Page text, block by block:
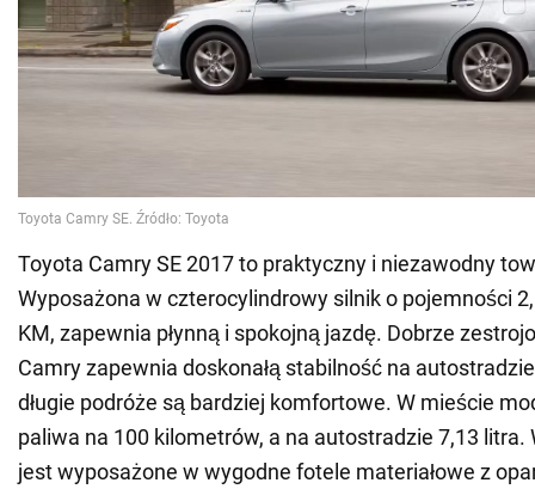
Toyota Camry SE 2017 to praktyczny i niezawodny
Wyposażona w czterocylindrowy silnik o pojemności
KM, zapewnia płynną i spokojną jazdę. Dobrze
Camry zapewnia doskonałą stabilność na
długie podróże są bardziej komfortowe. W mieście
paliwa na 100 kilometrów, a na autostradzie 7,13 litra.
jest wyposażone w wygodne fotele materiałowe z